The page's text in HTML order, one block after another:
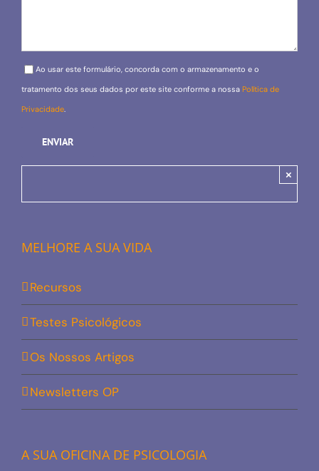
Please leave this field empty.
Ao usar este formulário, concorda com o armazenamento e o
tratamento dos seus dados por este site conforme a nossa Política de
Privacidade
×
MELHORE A SUA VIDA
Recursos
Testes Psicológicos
Os Nossos Artigos
Newsletters OP
A SUA OFICINA DE PSICOLOGIA